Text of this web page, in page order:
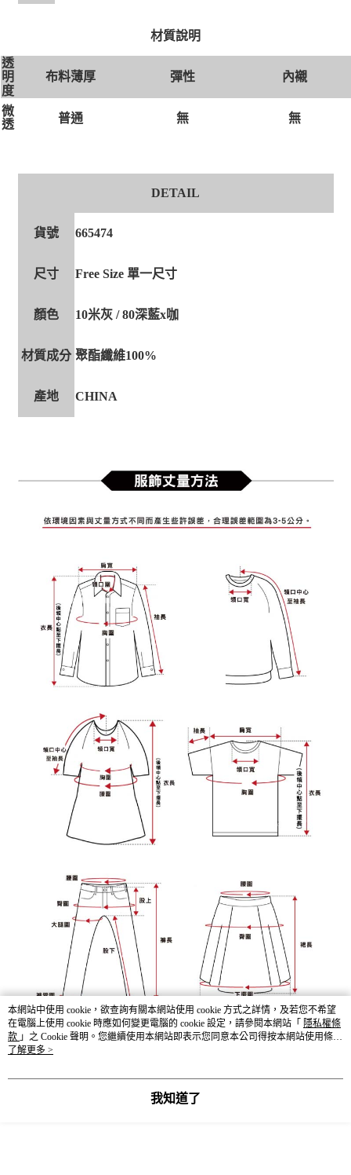
材質說明
透
明
度
布料薄厚 彈性 內襯
微
透
普通 無 無
DETAIL
貨號 665474
尺寸 Free Size 單一尺寸
顏色 10米灰 / 80深藍x咖
材質成分 聚酯纖維100%
產地 CHINA
本網站中使用 cookie，欲查詢有關本網站使用 cookie 方式之詳情，及若您不希望
在電腦上使用 cookie 時應如何變更電腦的 cookie 設定，請參閱本網站「 隱私權條
款 」之 Cookie 聲明。您繼續使用本網站即表示您同意本公司得按本網站使用條款
之 Cookie 聲明使用 cookie。
了解更多 >
我知道了